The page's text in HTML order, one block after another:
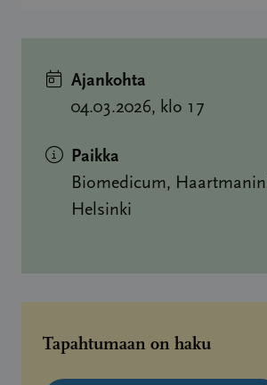
Ajankohta
04.03.2026, klo 17
Paikka
Biomedicum,
Helsinki
Tapahtumaan on haku